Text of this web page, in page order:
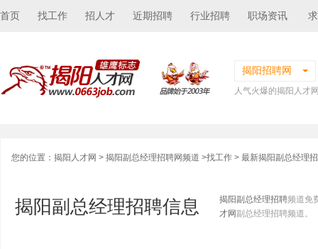
首页 找工作 招人才 近期招聘 行业招聘 职场资讯
揭阳招聘网
人气火爆的揭阳人才
您的位置： 揭阳人才网 > 揭阳副总经理招聘网频道 >找工作 > 最新揭阳副总经理
揭阳副总经理招聘信息 揭阳副总经理招聘频道免
才网副总经理招聘频道。